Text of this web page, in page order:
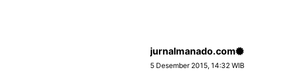
jurnalmanado.com
5 Desember 2015, 14:32 WIB